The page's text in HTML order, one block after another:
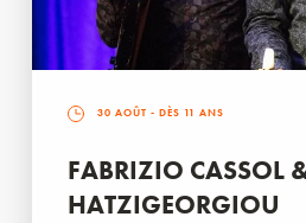
30 AOÛT - DÈS 11 ANS
FABRIZIO CASSOL
HATZIGEORGIOU